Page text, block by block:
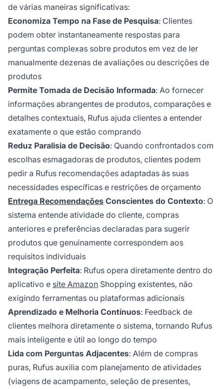
de várias maneiras significativas:
Economiza Tempo na Fase de Pesquisa: Clientes
podem obter instantaneamente respostas para
perguntas complexas sobre produtos em vez de ler
manualmente dezenas de avaliações ou descrições de
produtos
Permite Tomada de Decisão Informada: Ao fornecer
informações abrangentes de produtos, comparações e
detalhes contextuais, Rufus ajuda clientes a entender
exatamente o que estão comprando
Reduz Paralisia de Decisão: Quando confrontados com
escolhas esmagadoras de produtos, clientes podem
pedir a Rufus recomendações adaptadas às suas
necessidades específicas e restrições de orçamento
Entrega Recomendações Conscientes do Contexto: O
sistema entende atividade do cliente, compras
anteriores e preferências declaradas para sugerir
produtos que genuinamente correspondem aos
requisitos individuais
Integração Perfeita: Rufus opera diretamente dentro do
aplicativo e site Amazon Shopping existentes, não
exigindo ferramentas ou plataformas adicionais
Aprendizado e Melhoria Contínuos: Feedback de
clientes melhora diretamente o sistema, tornando Rufus
mais inteligente e útil ao longo do tempo
Lida com Perguntas Adjacentes: Além de compras
puras, Rufus auxilia com planejamento de atividades
(viagens de acampamento, seleção de presentes,